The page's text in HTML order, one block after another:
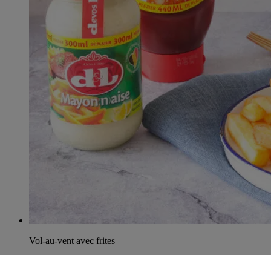
Vol-au-vent avec frites